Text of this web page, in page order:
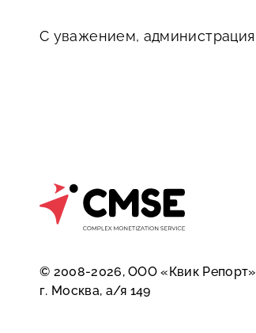
С уважением, администрация
© 2008-2026, ООО «Квик Репорт»
г. Москва, а/я 149